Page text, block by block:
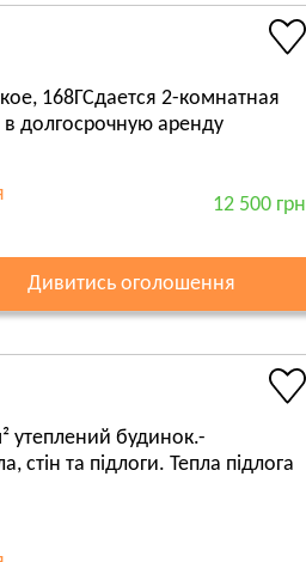
168ГСдается 2-комнатная
в долгосрочную аренду
12 500 грн
Дивитись оголошення
утеплений будинок.-
та підлоги. Тепла підлога